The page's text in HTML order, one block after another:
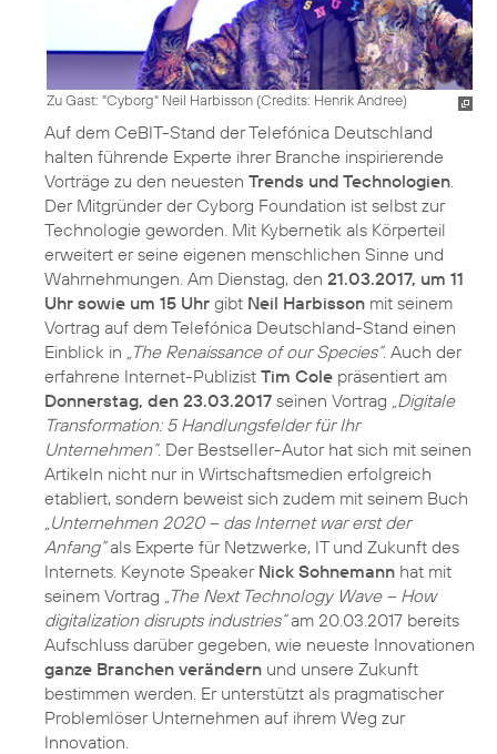
Zu Gast: "Cyborg" Neil Harbisson (Credits: Henrik Andree)
Auf dem CeBIT-Stand der Telefónica Deutschland
halten führende Experte ihrer Branche inspirierende
Vorträge zu den neuesten Trends und Technologien
Der Mitgründer der Cyborg Foundation ist selbst zur
Technologie geworden. Mit Kybernetik als Körperteil
erweitert er seine eigenen menschlichen Sinne und
Wahrnehmungen. Am Dienstag, den 21.03.2017, um 11
Uhr sowie um 15 Uhr gibt Neil Harbisson mit seinem
Vortrag auf dem Telefónica Deutschland-Stand einen
Einblick in „The Renaissance of our Species“. Auch der
erfahrene Internet-Publizist Tim Cole präsentiert am
Donnerstag, den 23.03.2017 seinen Vortrag „Digitale
Transformation: 5 Handlungsfelder für Ihr
Unternehmen“. Der Bestseller-Autor hat sich mit seinen
Artikeln nicht nur in Wirtschaftsmedien erfolgreich
etabliert, sondern beweist sich zudem mit seinem Buch
„Unternehmen 2020 – das Internet war erst der
Anfang“als Experte für Netzwerke, IT und Zukunft des
Internets. Keynote Speaker Nick Sohnemann hat mit
seinem Vortrag „The Next Technology Wave – How
digitalization disrupts industries“am 20.03.2017 bereits
Aufschluss darüber gegeben, wie neueste Innovationen
ganze Branchen verändern und unsere Zukunft
bestimmen werden. Er unterstützt als pragmatischer
Problemlöser Unternehmen auf ihrem Weg zur
Innovation.